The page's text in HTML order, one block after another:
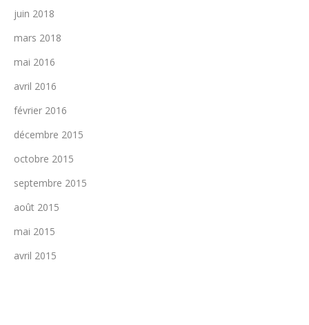
juin 2018
mars 2018
mai 2016
avril 2016
février 2016
décembre 2015
octobre 2015
septembre 2015
août 2015
mai 2015
avril 2015